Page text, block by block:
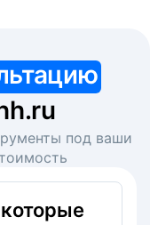
под ваши